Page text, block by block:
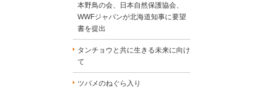
本野鳥の会、日本自然保護協会、
WWFジャパンが北海道知事に要望
書を提出
タンチョウと共に生きる未来に向け
て
ツバメのねぐら入り